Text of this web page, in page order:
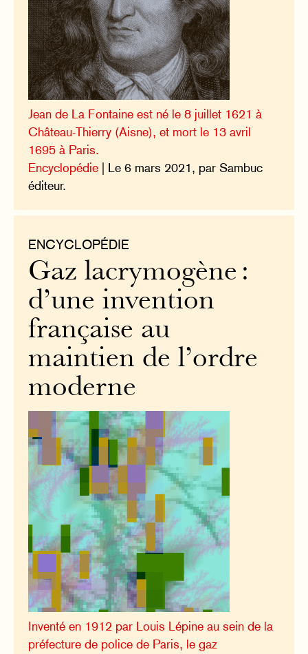
Jean de La Fontaine est né le 8 juillet 1621 à
Château-Thierry (Aisne), et mort le 13 avril
1695 à Paris.
Encyclopédie | Le 6 mars 2021, par Sambuc
éditeur.
ENCYCLOPÉDIE
Gaz lacrymogène :
d’une invention
française au
maintien de l’ordre
moderne
Inventé en 1912 par Louis Lépine au sein de la
préfecture de police de Paris, le gaz